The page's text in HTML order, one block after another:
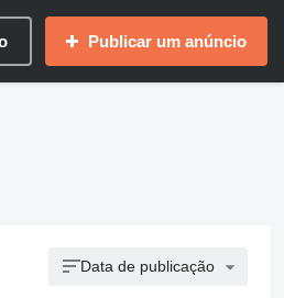
Publicar um anúncio
Data de publicação